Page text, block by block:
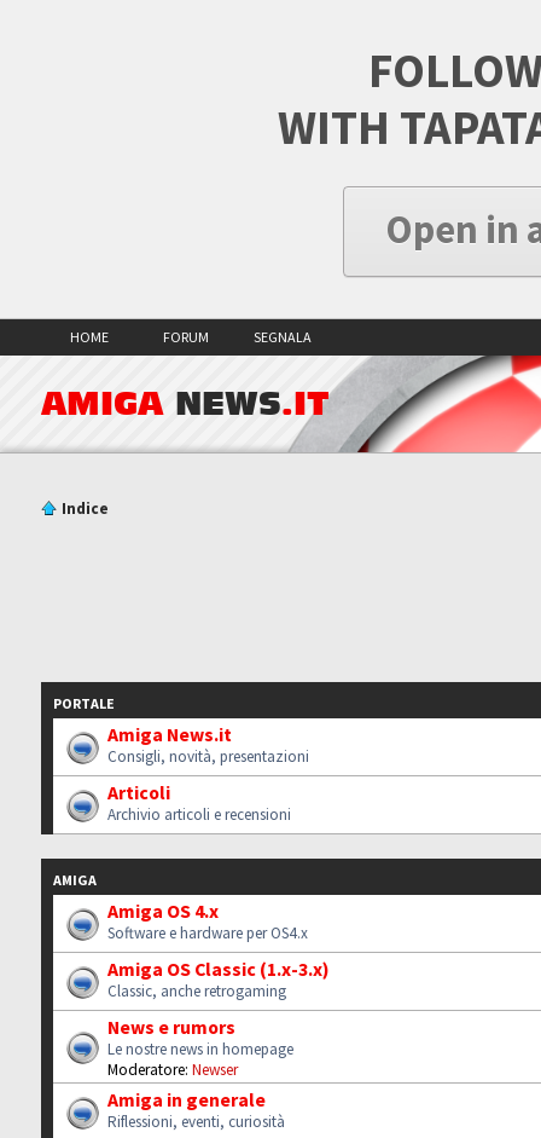
WITH
Open in
HOME FORUM SEGNALA
AMIGA NEWS.IT
Indice
PORTALE
Amiga News.it
Consigli, novità, presentazioni
Articoli
Archivio articoli e recensioni
AMIGA
Amiga OS 4.x
Software e hardware per OS4.x
Amiga OS Classic (1.x-3.x)
Classic, anche retrogaming
News e rumors
Le nostre news in homepage
Moderatore: Newser
Amiga in generale
Riflessioni, eventi, curiosità